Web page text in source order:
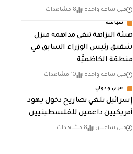
قبل ساعة واحدة 8 مشاهدات
سياسة
هيئة النزاهة تنفي مداهمة منزل
شقيق رئيس الوزراء السابق في
منطقة الكاظميَّة
قبل ساعة واحدة 10 مشاهدات
عربي ودولي
إسرائيل تلغي تصاريح دخول يهود
أمريكيين داعمين للفلسطينيين
قبل ساعتين 8 مشاهدات